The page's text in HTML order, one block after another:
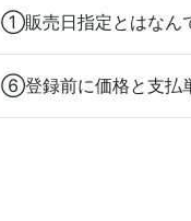
①販売日指定とはなん
⑥登録前に価格と支払